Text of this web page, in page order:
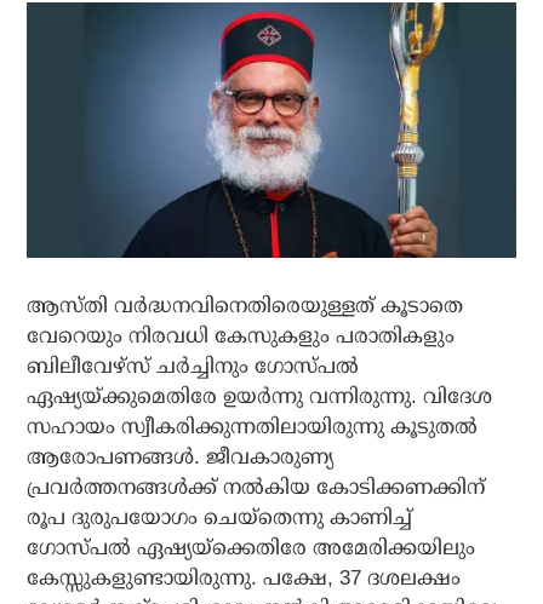
ആസ്തി വര്‍ദ്ധനവിനെതിരെയുള്ളത് കൂടാതെ
വേറെയും നിരവധി കേസുകളും പരാതികളും
ബിലീവേഴ്സ് ചര്‍ച്ചിനും ഗോസ്പല്‍
ഏഷ്യയ്ക്കുമെതിരേ ഉയര്‍ന്നു വന്നിരുന്നു. വിദേശ
സഹായം സ്വീകരിക്കുന്നതിലായിരുന്നു കൂടുതല്‍
ആരോപണങ്ങള്‍. ജീവകാരുണ്യ
പ്രവര്‍ത്തനങ്ങള്‍ക്ക് നല്‍കിയ കോടിക്കണക്കിന്
രൂപ ദുരുപയോഗം ചെയ്‌തെന്നു കാണിച്ച്
ഗോസ്പല്‍ ഏഷ്യയ്‌ക്കെതിരേ അമേരിക്കയിലും
കേസ്സുകളുണ്ടായിരുന്നു. പക്ഷേ, 37 ദശലക്ഷം